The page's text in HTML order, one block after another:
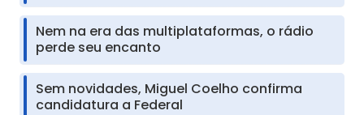
Nem na era das multiplataformas, o rádio
perde seu encanto
Sem novidades, Miguel Coelho confirma
candidatura a Federal